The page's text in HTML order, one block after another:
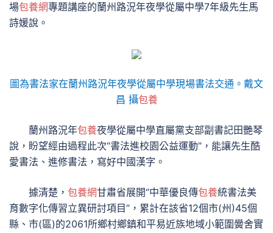
場包養網專題講座的蘭州路況年夜學從屬中學7年級先生馬
詩媛說。
圖為書法家在蘭州路況年夜學從屬中學現場書法交通。戴文
昌 攝包養
蘭州路況年包養夜學從屬中學直屬黨支部副書記田艷琴
說，盼望經由過程此次“書法進校園公益運動”，能讓先生酷
愛書法、進修書法，寫好中國漢字。
據清楚， 包養網甘肅省展開“中華優良傳包養統書法美
育數字化傳習立異研討項目”，累計在該省12個市(州)45個
縣、市(區)的2061所鄉村鄉鎮和平易近族地域小範圍黌舍實